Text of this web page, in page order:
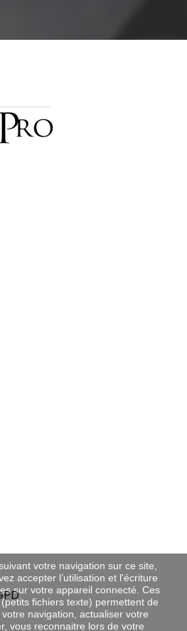
votre navigation sur ce site,
accepter l’utilisation et l'écriture
sur votre appareil connecté. Ces
fichiers texte) permettent de
navigation, actualiser votre
vous reconnaitre lors de votre